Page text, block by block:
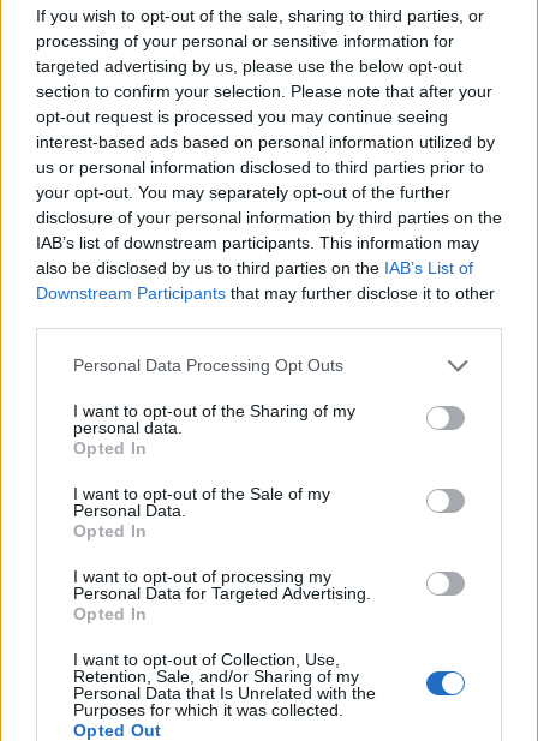
If you wish to opt-out of the sale, sharing to third parties, or
processing of your personal or sensitive information for
targeted advertising by us, please use the below opt-out
section to confirm your selection. Please note that after your
opt-out request is processed you may continue seeing
interest-based ads based on personal information utilized by
us or personal information disclosed to third parties prior to
your opt-out. You may separately opt-out of the further
disclosure of your personal information by third parties on the
IAB’s list of downstream participants. This information may
also be disclosed by us to third parties on the IAB’s List of
Downstream Participants that may further disclose it to other
Personal Data Processing Opt Outs
I want to opt-out of the Sharing of my
personal data.
Opted In
I want to opt-out of the Sale of my
Personal Data.
Opted In
I want to opt-out of processing my
Personal Data for Targeted Advertising.
Opted In
I want to opt-out of Collection, Use,
Retention, Sale, and/or Sharing of my
Personal Data that Is Unrelated with the
Purposes for which it was collected.
Opted Out
τον Matt Jacoby, λύσεις υπάρχο
Η Anna von Hausswolff στο Release
Athens 2026 για μια λειτουργία σκοταδιού
και ομορφιάς
21.05.26
Με αφορμή την εμφάνισή της στο Release Athens 2026,
εξερευνούμε τον σκοτεινό και καθηλωτικό κόσμο της Anna
von Hausswolff, από το "Dead Magic" μέχρι το τελευταίο
της gothic art-pop σύμπαν.